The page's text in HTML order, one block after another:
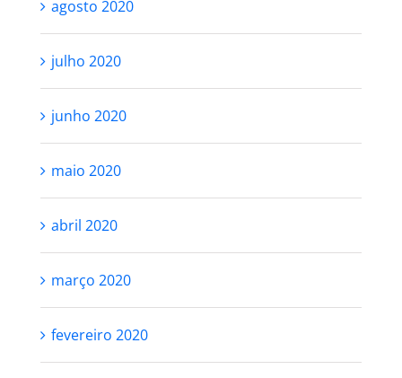
agosto 2020
julho 2020
junho 2020
maio 2020
abril 2020
março 2020
fevereiro 2020